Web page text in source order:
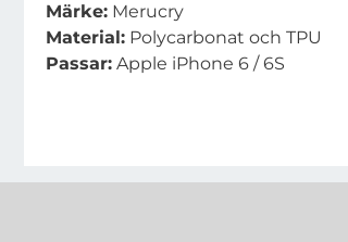
Märke: Merucry
Material: Polycarbonat och TPU
Passar: Apple iPhone 6 / 6S